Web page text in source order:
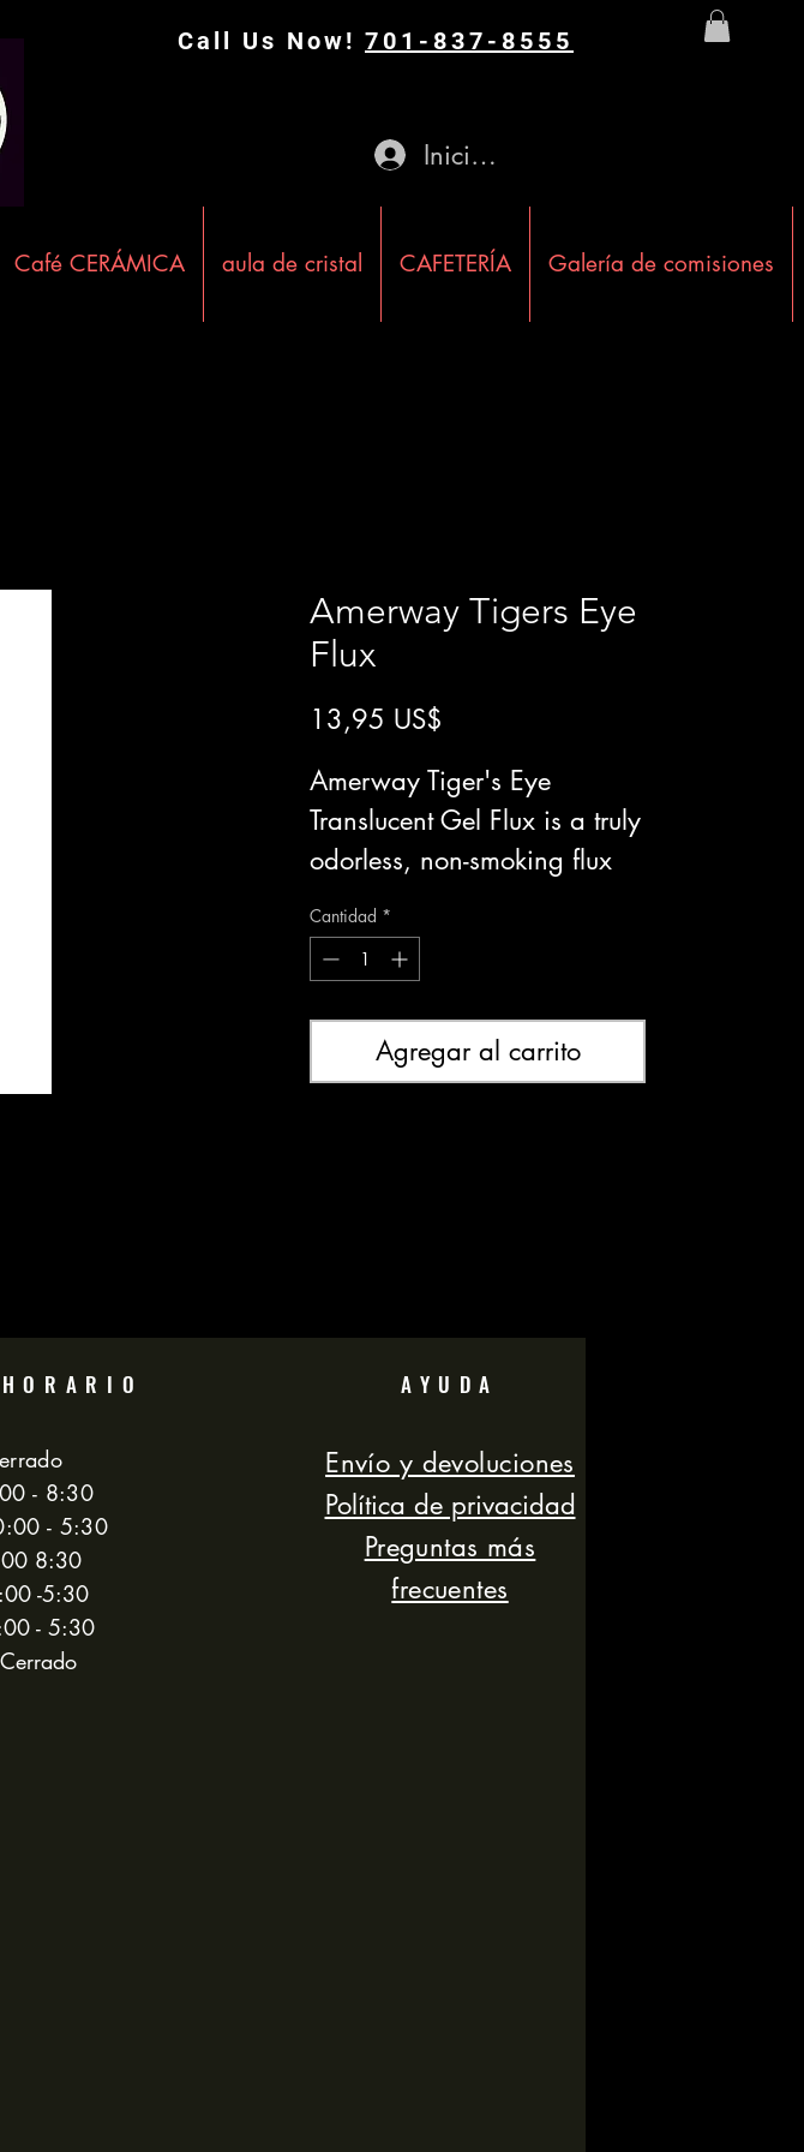
Call Us Now! 701-837-8555
Iniciar sesión
Café CERÁMICA aula de cristal CAFETERÍA Galería de comisiones
Amerway Tigers Eye
Flux
13,95 US$
Amerway Tiger's Eye
Translucent Gel Flux is a truly
odorless, non-smoking flux
for copper foil; lead and zinc
came. The no-mess gel stays
where you put it. Works with
traditional and lead-free
solders. Convenient
Cantidad *
Agregar al carrito
- 8:30
- 5:30
8:30
-5:30
- 5:30
AYUDA
Envío y devoluciones
Política de privacidad
Preguntas más
frecuentes